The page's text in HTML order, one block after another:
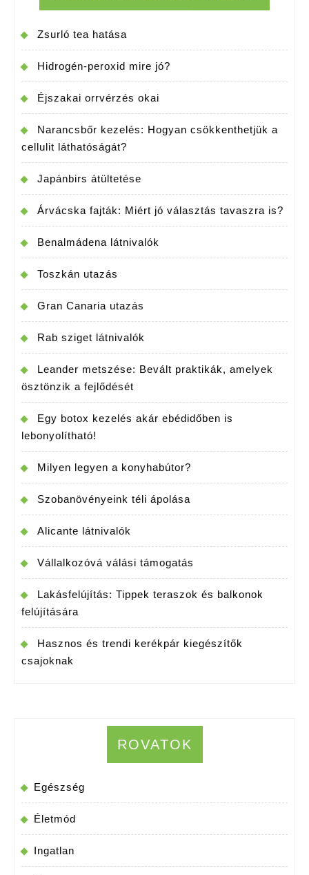
Zsurló tea hatása
Hidrogén-peroxid mire jó?
Éjszakai orrvérzés okai
Narancsbőr kezelés: Hogyan csökkenthetjük a
cellulit láthatóságát?
Japánbirs átültetése
Árvácska fajták: Miért jó választás tavaszra is?
Benalmádena látnivalók
Toszkán utazás
Gran Canaria utazás
Rab sziget látnivalók
Leander metszése: Bevált praktikák, amelyek
ösztönzik a fejlődését
Egy botox kezelés akár ebédidőben is
lebonyolítható!
Milyen legyen a konyhabútor?
Szobanövényeink téli ápolása
Alicante látnivalók
Vállalkozóvá válási támogatás
Lakásfelújítás: Tippek teraszok és balkonok
felújítására
Hasznos és trendi kerékpár kiegészítők
csajoknak
ROVATOK
Egészség
Életmód
Ingatlan